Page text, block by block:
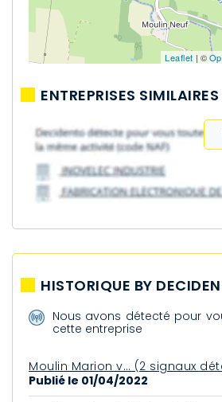
Leaflet | ©
ENTREPRISES SIMILAIRES
HISTORIQUE BY
Nous avons détecté pour
cette entreprise
Moulin Marion v… (2 signaux
Publié le 01/04/2022